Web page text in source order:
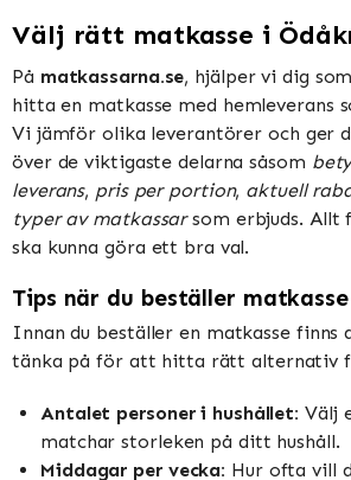
Välj rätt matkasse i
På matkassarna.se, hjälper vi dig
hitta en matkasse med hemleverans
Vi jämför olika leverantörer och ger
över de viktigaste delarna såsom
leverans, pris per portion, aktuell
typer av matkassarsom erbjuds. Allt
ska kunna göra ett bra val.
Tips när du beställer matkasse
Innan du beställer en matkasse finns
tänka på för att hitta rätt alternativ
Antalet personer i hushållet: Välj
matchar storleken på ditt hushåll.
Middagar per vecka: Hur ofta vill